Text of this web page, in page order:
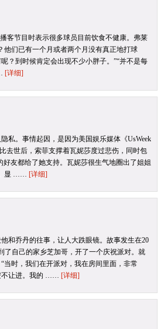
客节目时表示很多球员目前饮食不健康。弗莱
他们已有一个月或者两个月没有真正地打球
？到时候肯定会出现不少小胖子。”“并不是每
[详细]
私。事情起因，是因为美国娱乐媒体《UsWeek
去世后，索菲支撑着瓦妮莎度过悲伤，同时包
友都给了她支持。瓦妮莎很生气地圈出了姐姐
。显 …… [详细]
和乔丹的往事，让人大跌眼镜。故事发生在20
了自己的家乡芝加哥，开了一个庆祝派对。就
时，我们在开派对，我在房间里面，非常
不让进。我的 …… [详细]